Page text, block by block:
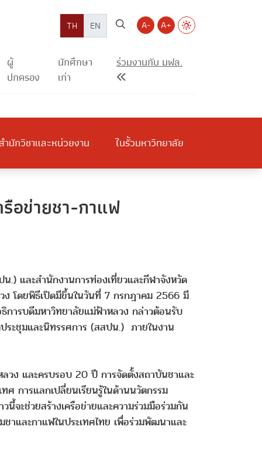
TH EN A- A+
ผู้
ปกครอง
นักศึกษา
เก่า
ร่วมงานกับ มฟล.
ำนักวิชาและหน่วยงาน ในรั้วมหาวิทยาลัย
อข่ายชา-กาแฟ
.) และสำนักงานการท่องเที่ยวและกีฬาจังหวัด
ง โดยพิธีเปิดมีขึ้นในวันที่ 7 กรกฎาคม 2566 มี
การบดีมหาวิทยาลัยแม่ฟ้าหลวง กล่าวต้อนรับ
ระชุมและนิทรรศการ (สสปน.) ภายในงาน
วง และครบรอบ 20 ปี การจัดตั้งสถาบันชาและ
ศ การแลกเปลี่ยนเรียนรู้ในด้านนวัตกรรม
นี้จะช่วยสร้างเครือข่ายและความร่วมมือร่วมกัน
าและกาแฟในประเทศไทย เพื่อร่วมพัฒนาและ